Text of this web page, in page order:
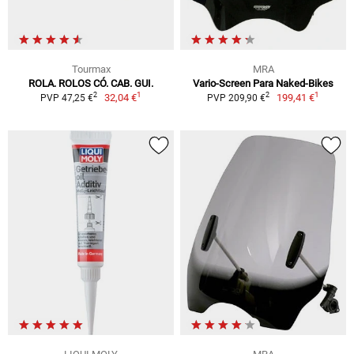
Tourmax
ROLA. ROLOS CÓ. CAB. GUI.
PVP 47,25 €2 32,04 €1
MRA
Vario-Screen Para Naked-Bikes
PVP 209,90 €2 199,41 €1